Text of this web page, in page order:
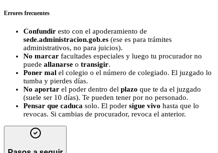
Errores frecuentes
Confundir esto con el apoderamiento de
sede.administracion.gob.es (ese es para trámites
administrativos, no para juicios).
No marcar facultades especiales y luego tu procurador no
puede allanarse o transigir.
Poner mal el colegio o el número de colegiado. El juzgado lo
tumba y pierdes días.
No aportar el poder dentro del plazo que te da el juzgado
(suele ser 10 días). Te pueden tener por no personado.
Pensar que caduca solo. El poder sigue vivo hasta que lo
revocas. Si cambias de procurador, revoca el anterior.